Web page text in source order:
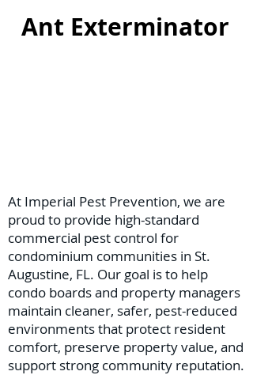
Ant Exterminator
At Imperial Pest Prevention, we are
proud to provide high-standard
commercial pest control for
condominium communities in St.
Augustine, FL. Our goal is to help
condo boards and property managers
maintain cleaner, safer, pest-reduced
environments that protect resident
comfort, preserve property value, and
support strong community reputation.